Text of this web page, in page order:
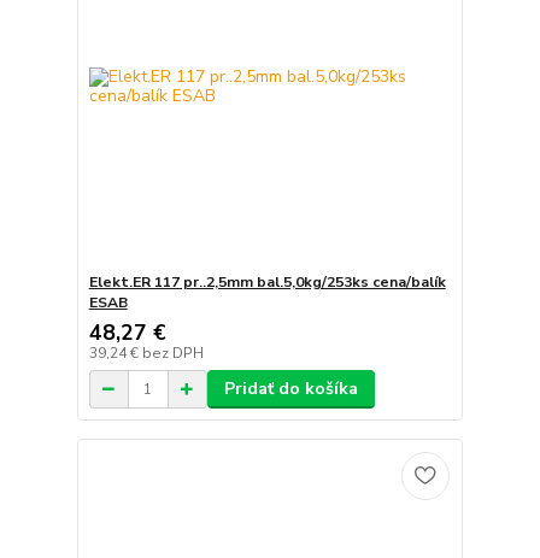
Elekt.ER 117 pr..2,5mm bal.5,0kg/253ks cena/balík
ESAB
48,27 €
39,24 € bez DPH
Pridať do košíka